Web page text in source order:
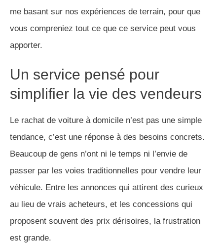
me basant sur nos expériences de terrain, pour que
vous compreniez tout ce que ce service peut vous
apporter.
Un service pensé pour
simplifier la vie des vendeurs
Le rachat de voiture à domicile n’est pas une simple
tendance, c’est une réponse à des besoins concrets.
Beaucoup de gens n’ont ni le temps ni l’envie de
passer par les voies traditionnelles pour vendre leur
véhicule. Entre les annonces qui attirent des curieux
au lieu de vrais acheteurs, et les concessions qui
proposent souvent des prix dérisoires, la frustration
est grande.